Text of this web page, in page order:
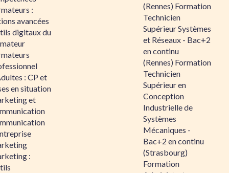
:
avancées
digitaux du
: CP et
en situation
et
:
(Rennes) Formation
Technicien
Supérieur Systèmes
et Réseaux - Bac+2
en continu
(Rennes) Formation
Technicien
Supérieur en
Conception
Industrielle de
Systèmes
Mécaniques -
Bac+2 en continu
(Strasbourg)
Formation